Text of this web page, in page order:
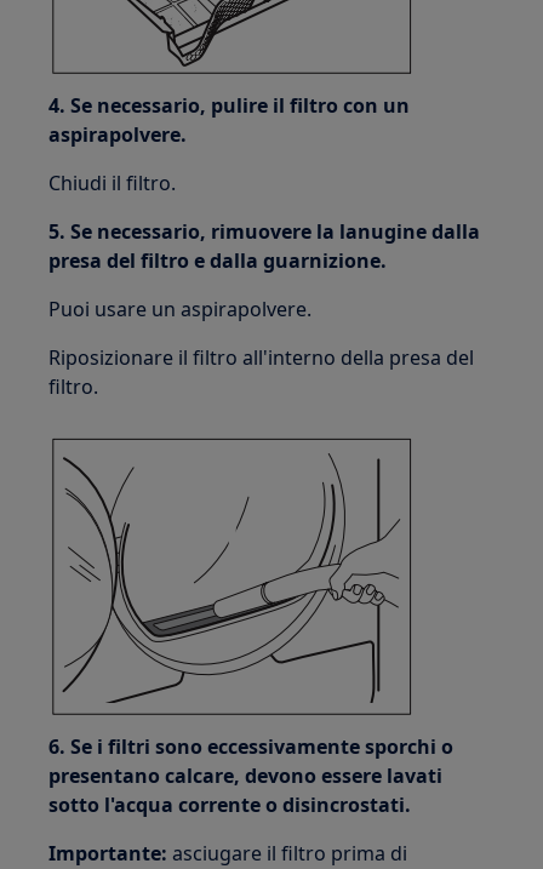
4. Se necessario, pulire il filtro con un
aspirapolvere.
Chiudi il filtro.
5. Se necessario, rimuovere la lanugine dalla
presa del filtro e dalla guarnizione.
Puoi usare un aspirapolvere.
Riposizionare il filtro all'interno della presa del
filtro.
6. Se i filtri sono eccessivamente sporchi o
presentano calcare, devono essere lavati
sotto l'acqua corrente o disincrostati.
Importante: asciugare il filtro prima di